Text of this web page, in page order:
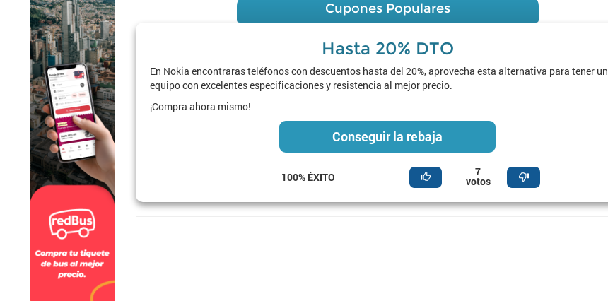
Cupones Populares
Hasta 20% DTO
En Nokia encontraras teléfonos con descuentos hasta del 20%, aprovecha esta alternativa para tener un
equipo con excelentes especificaciones y resistencia al mejor precio.
¡Compra ahora mismo!
Conseguir la rebaja
100% ÉXITO 7
votos